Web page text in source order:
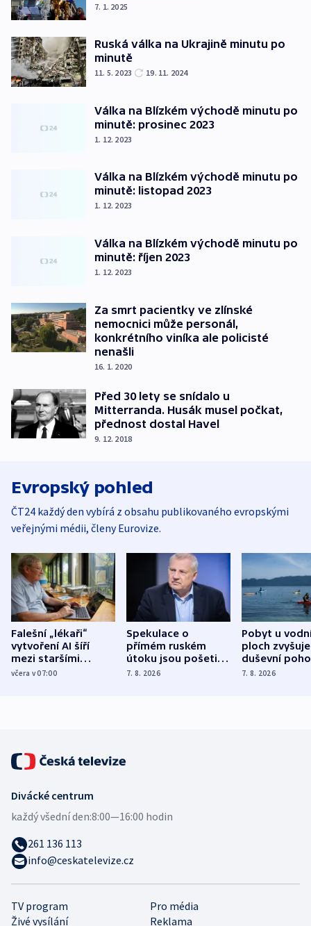
7. 1. 2025
Ruská válka na Ukrajině minutu po
minutě
11. 5. 2023 19. 11. 2024
Válka na Blízkém východě minutu po
minutě: prosinec 2023
1. 12. 2023
Válka na Blízkém východě minutu po
minutě: listopad 2023
1. 12. 2023
Válka na Blízkém východě minutu po
minutě: říjen 2023
1. 12. 2023
Za smrt pacientky ve zlínské
nemocnici může personál,
konkrétního viníka ale policisté
nenašli
16. 1. 2020
Před 30 lety se snídalo u
Mitterranda. Husák musel počkat,
přednost dostal Havel
9. 12. 2018
Evropský pohled
ČT24 každý den vybírá z obsahu publikovaného evropskými
veřejnými médii, členy Eurovize.
Falešní „lékaři“
vytvoření AI šíří
mezi staršími
Poláky nebezpečné
včera v 07:00
Spekulace o
přímém ruském
útoku jsou pošetilé,
míní estonský
7. 8. 2026
Pobyt u
ploch zvyšuje
duševní
ukázala
7. 8. 2026
TV program
Pro média
Živé vysílání
Reklama
Divácké centrum
každý všední den:8:00—16:00 hodin
261 136 113
info@ceskatelevize.cz